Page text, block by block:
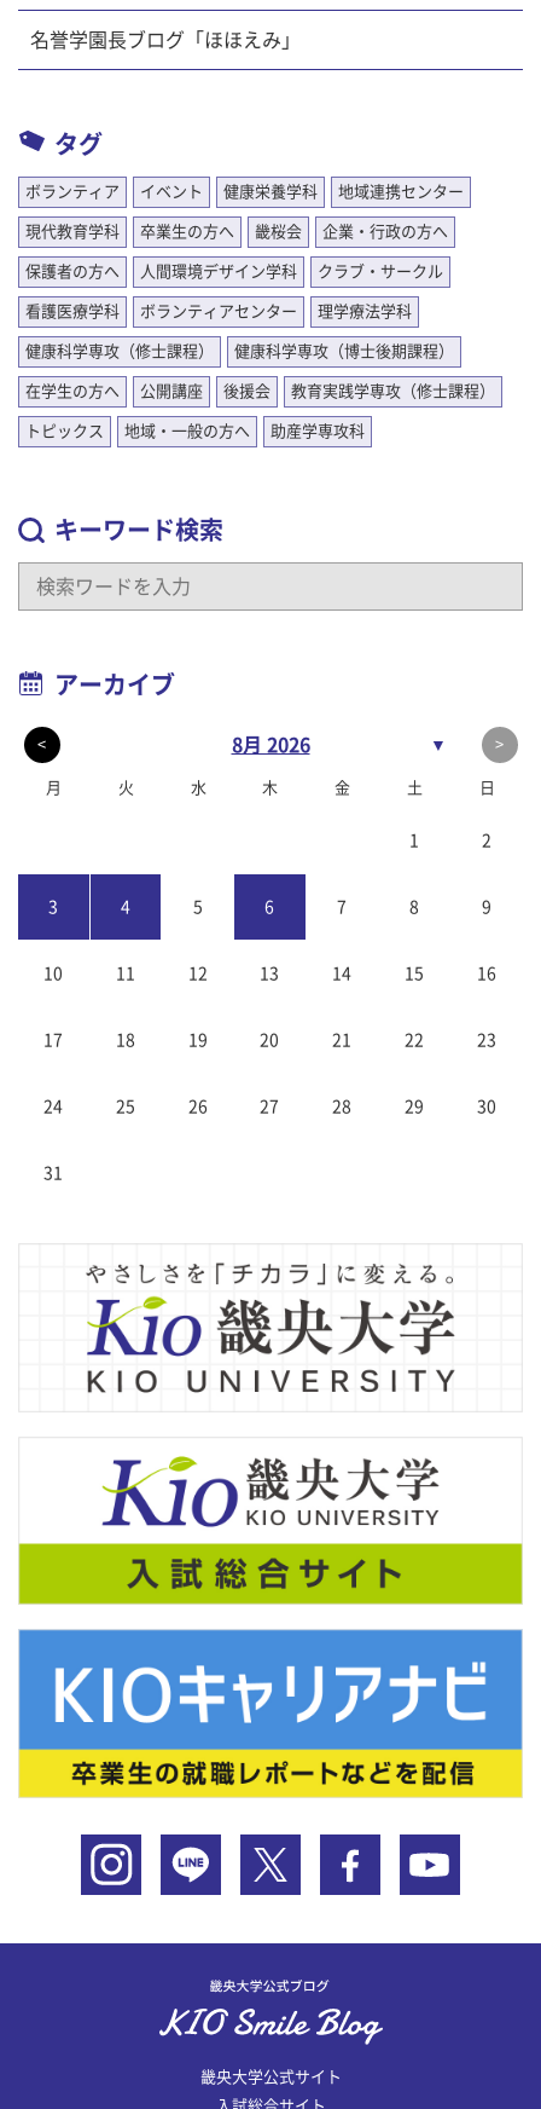
名誉学園長ブログ「ほほえみ」
タグ
ボランティア イベント 健康栄養学科 地域連携センター
現代教育学科 卒業生の方へ 畿桜会 企業・行政の方へ
保護者の方へ 人間環境デザイン学科 クラブ・サークル
看護医療学科 ボランティアセンター 理学療法学科
健康科学専攻（修士課程） 健康科学専攻（博士後期課程）
在学生の方へ 公開講座 後援会 教育実践学専攻（修士課程）
トピックス 地域・一般の方へ 助産学専攻科
キーワード検索
アーカイブ
< 8月 2026 ▼ >
月 火 水 木 金 土 日
1 2
3 4 5 6 7 8 9
10 11 12 13 14 15 16
17 18 19 20 21 22 23
24 25 26 27 28 29 30
31
畿央大学公式サイト